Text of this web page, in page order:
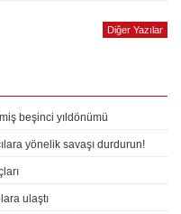
Diğer Yazılar
beşinci yıldönümü
yönelik savaşı durdurun!
ulaştı